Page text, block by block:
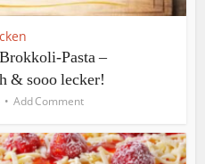
Pasta –
& sooo lecker!
Add Comment